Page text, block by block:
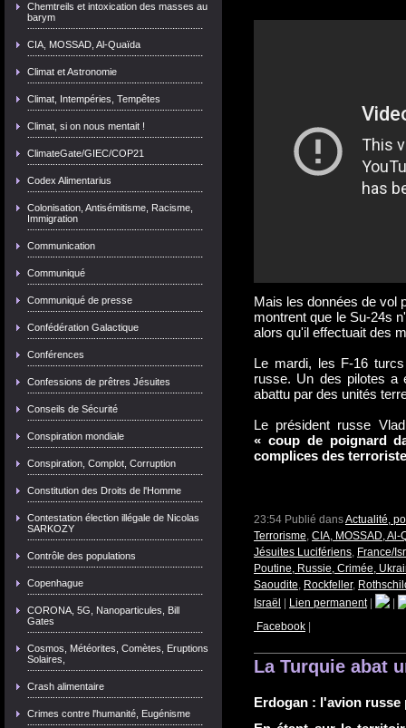
Chemtreils et intoxication des masses au
barym
CIA, MOSSAD, Al-Quaïda
Climat et Astronomie
Climat, Intempéries, Tempêtes
Climat, si on nous mentait !
ClimateGate/GIEC/COP21
Codex Alimentarius
Colonisation, Antisémitisme, Racisme,
Immigration
Communication
Communiqué
Communiqué de presse
Confédération Galactique
Conférences
Confessions de prêtres Jésuites
Conseils de Sécurité
Conspiration mondiale
Conspiration, Complot, Corruption
Constitution des Droits de l'Homme
Contestation élection illégale de Nicolas
SARKOZY
Contrôle des populations
Copenhague
CORONA, 5G, Nanoparticules, Bill
Gates
Cosmos, Météorites, Comètes, Eruptions
Solaires,
Crash alimentaire
Crimes contre l'humanité, Eugénisme
Mais les données de vol
montrent que le Su-24s
alors qu'il effectuait des
Le mardi, les F-16
russe. Un des pilotes a
abattu par des unités
Le président russe
« coup de poignard
complices des
23:54 Publié dansActualité,
Terrorisme, CIA, MOSSAD, Al-
Jésuites Lucifériens, France/
Poutine, Russie, Crimée,
Saoudite, Rockfeller,
Israël
Lien permanent|
Facebook
La Turquie abat
Erdogan : l'avion russe